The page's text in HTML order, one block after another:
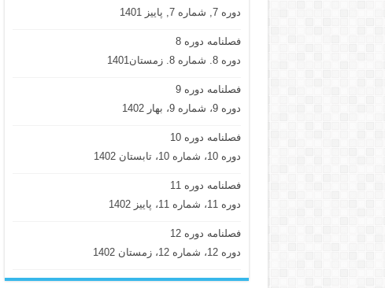
دوره 7, شماره 7, پاییز 1401
فصلنامه دوره 8
دوره 8. شماره 8. زمستان1401
فصلنامه دوره 9
دوره 9، شماره 9، بهار 1402
فصلنامه دوره 10
دوره 10، شماره 10، تابستان 1402
فصلنامه دوره 11
دوره 11، شماره 11، پاییز 1402
فصلنامه دوره 12
دوره 12، شماره 12، زمستان 1402